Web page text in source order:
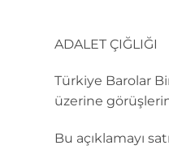
ADALET ÇIĞLIĞI
Türkiye Barolar
üzerine
Bu açıklamayı